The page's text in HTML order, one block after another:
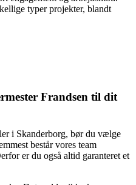
typer projekter, blandt
Frandsen til dit
i Skanderborg, bør du vælge
består vores team
er du også altid garanteret et